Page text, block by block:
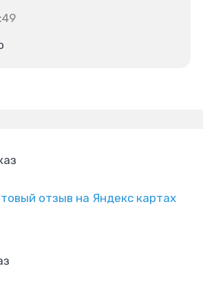
отзыв на Яндекс картах